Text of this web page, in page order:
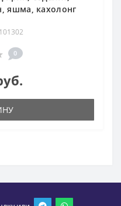
яшма, кахолонг
0